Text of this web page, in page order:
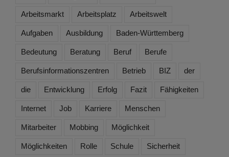
Arbeitsmarkt Arbeitsplatz Arbeitswelt
Aufgaben Ausbildung Baden-Württemberg
Bedeutung Beratung Beruf Berufe
Berufsinformationszentren Betrieb BIZ der
die Entwicklung Erfolg Fazit Fähigkeiten
Internet Job Karriere Menschen
Mitarbeiter Mobbing Möglichkeit
Möglichkeiten Rolle Schule Sicherheit